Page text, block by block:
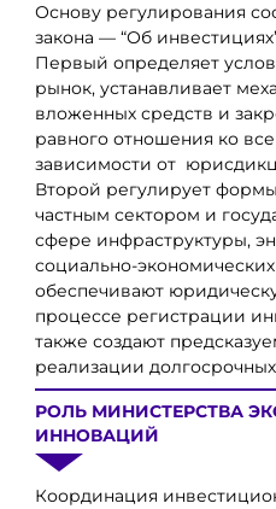
Основу регулирования
закона — “Об
Первый определяет
рынок, устанавливает
вложенных средств и
равного отношения ко
зависимости от
Второй регулирует
частным сектором и
сфере инфраструктуры,
социально-
обеспечивают
процессе регистрации
также создают
реализации
РОЛЬ МИНИСТЕРСТВА
ИННОВАЦИЙ
Координация